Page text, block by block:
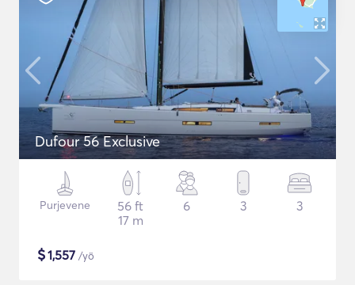
Dufour 56 Exclusive
Purjevene
56 ft
17 m
6 3 3
$1,557 /yö